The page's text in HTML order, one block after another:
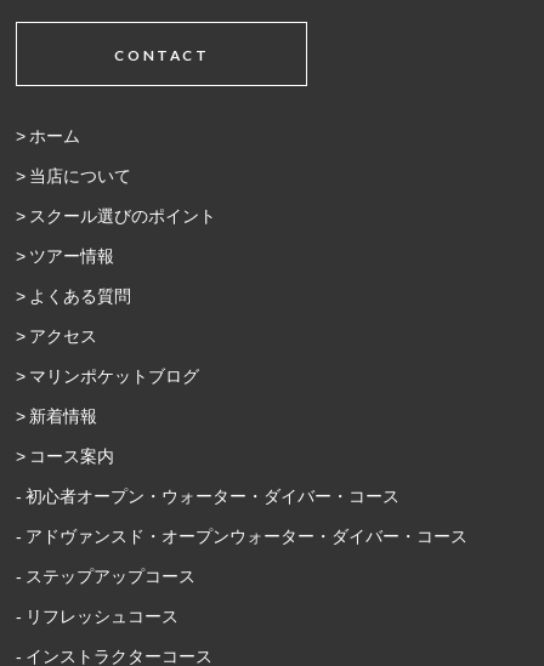
CONTACT
ホーム
当店について
スクール選びのポイント
ツアー情報
よくある質問
アクセス
マリンポケットブログ
新着情報
コース案内
初心者オープン・ウォーター・ダイバー・コース
アドヴァンスド・オープンウォーター・ダイバー・コース
ステップアップコース
リフレッシュコース
インストラクターコース